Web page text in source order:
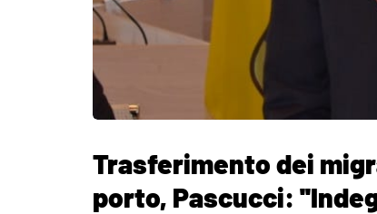
Trasferimento dei
porto, Pascucci: